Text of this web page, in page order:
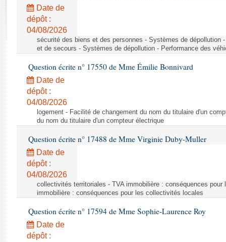
Rapports législatifs
Rapports sur l'application des lois
Baromètre de l’application des lois
Dossiers législatifs
Budget et sécurité sociale
Questions écrites et orales
Comptes rendus des débats
Date de
dépôt :
04/08/2026
sécurité des biens et des personnes - Systèmes de dépollution
et de secours - Systèmes de dépollution - Performance des
Question écrite n° 17550 de Mme Émilie Bonnivard
Date de
dépôt :
04/08/2026
logement - Facilité de changement du nom du titulaire d'un
du nom du titulaire d'un compteur électrique
Question écrite n° 17488 de Mme Virginie Duby-Muller
Date de
dépôt :
04/08/2026
collectivités territoriales - TVA immobilière : conséquences
immobilière : conséquences pour les collectivités locales
Question écrite n° 17594 de Mme Sophie-Laurence Roy
Date de
dépôt :